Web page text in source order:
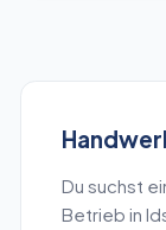
Du suchst
Betrieb in